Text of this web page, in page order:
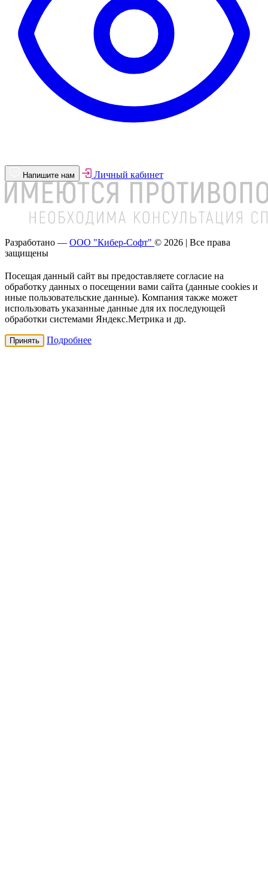
Напишите нам Личный кабинет
Разработано — ООО "Кибер-Софт" © 2026 | Все права
защищены
Посещая данный сайт вы предоставляете согласие на
обработку данных о посещении вами сайта (данные cookies и
иные пользовательские данные). Компания также может
использовать указанные данные для их последующей
обработки системами Яндекс.Метрика и др.
Принять Подробнее